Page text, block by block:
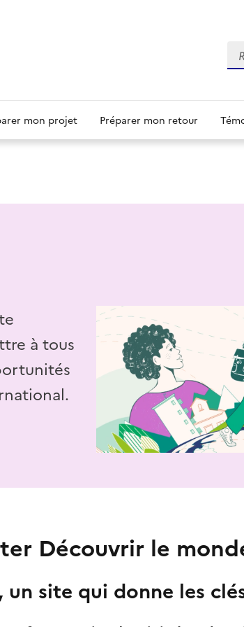
mon projet Préparer mon retour
à tous
Découvrir le
site qui donne les